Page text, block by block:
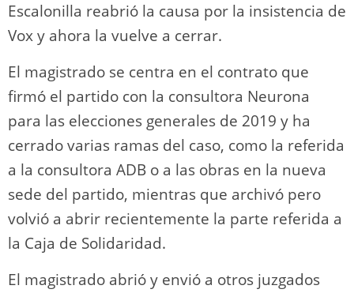
Escalonilla reabrió la causa por la insistencia de
Vox y ahora la vuelve a cerrar.
El magistrado se centra en el contrato que
firmó el partido con la consultora Neurona
para las elecciones generales de 2019 y ha
cerrado varias ramas del caso, como la referida
a la consultora ADB o a las obras en la nueva
sede del partido, mientras que archivó pero
volvió a abrir recientemente la parte referida a
la Caja de Solidaridad.
El magistrado abrió y envió a otros juzgados